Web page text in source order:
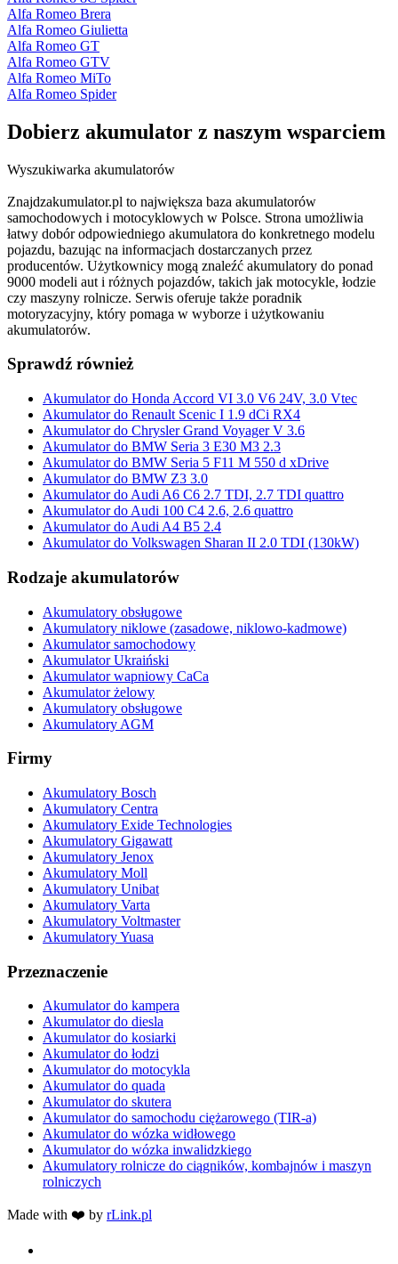
Alfa Romeo Brera
Alfa Romeo Giulietta
Alfa Romeo GT
Alfa Romeo GTV
Alfa Romeo MiTo
Alfa Romeo Spider
Dobierz akumulator z naszym wsparciem
Wyszukiwarka akumulatorów
Znajdzakumulator.pl to największa baza akumulatorów
samochodowych i motocyklowych w Polsce. Strona umożliwia
łatwy dobór odpowiedniego akumulatora do konkretnego modelu
pojazdu, bazując na informacjach dostarczanych przez
producentów. Użytkownicy mogą znaleźć akumulatory do ponad
9000 modeli aut i różnych pojazdów, takich jak motocykle, łodzie
czy maszyny rolnicze. Serwis oferuje także poradnik
motoryzacyjny, który pomaga w wyborze i użytkowaniu
akumulatorów.
Sprawdź również
Akumulator do Honda Accord VI 3.0 V6 24V, 3.0 Vtec
Akumulator do Renault Scenic I 1.9 dCi RX4
Akumulator do Chrysler Grand Voyager V 3.6
Akumulator do BMW Seria 3 E30 M3 2.3
Akumulator do BMW Seria 5 F11 M 550 d xDrive
Akumulator do BMW Z3 3.0
Akumulator do Audi A6 C6 2.7 TDI, 2.7 TDI quattro
Akumulator do Audi 100 C4 2.6, 2.6 quattro
Akumulator do Audi A4 B5 2.4
Akumulator do Volkswagen Sharan II 2.0 TDI (130kW)
Rodzaje akumulatorów
Akumulatory obsługowe
Akumulatory niklowe (zasadowe, niklowo-kadmowe)
Akumulator samochodowy
Akumulator Ukraiński
Akumulator wapniowy CaCa
Akumulator żelowy
Akumulatory obsługowe
Akumulatory AGM
Firmy
Akumulatory Bosch
Akumulatory Centra
Akumulatory Exide Technologies
Akumulatory Gigawatt
Akumulatory Jenox
Akumulatory Moll
Akumulatory Unibat
Akumulatory Varta
Akumulatory Voltmaster
Akumulatory Yuasa
Przeznaczenie
Akumulator do kampera
Akumulator do diesla
Akumulator do kosiarki
Akumulator do łodzi
Akumulator do motocykla
Akumulator do quada
Akumulator do skutera
Akumulator do samochodu ciężarowego (TIR-a)
Akumulator do wózka widłowego
Akumulator do wózka inwalidzkiego
Akumulatory rolnicze do ciągników, kombajnów i maszyn
rolniczych
Made with ❤️ by rLink.pl